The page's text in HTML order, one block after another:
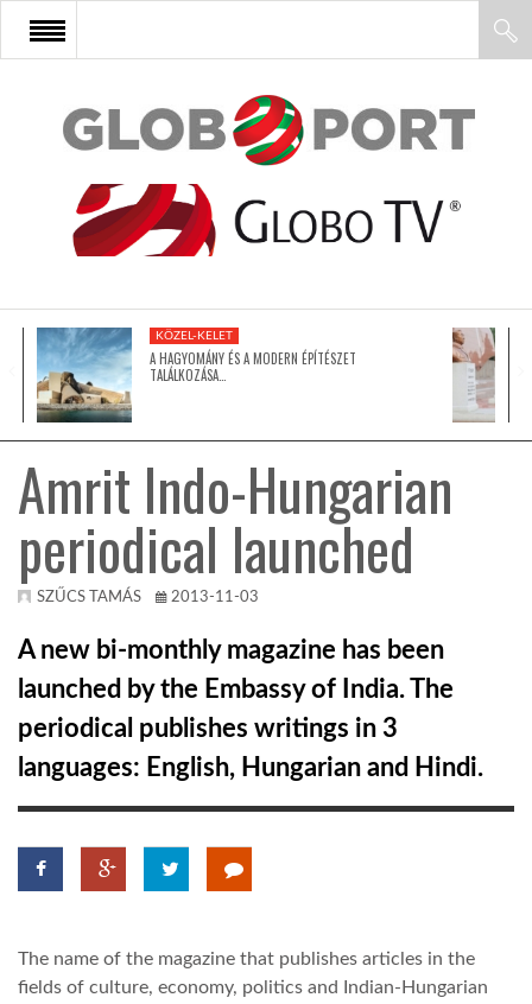
FŐOLDAL
AFRIKA
ÁZSIA
LATIN-AMERIKA
AUSZTRÁLIA
A VILÁG ITTHON
MÉDIA
GLOBOTV BP
KÖZEL-KELET
A HAGYOMÁNY ÉS A MODERN ÉPÍTÉSZET
TALÁLKOZÁSA…
Amrit Indo-Hungarian
periodical launched
SZŰCS TAMÁS 2013-11-03
A new bi-monthly magazine has been
launched by the Embassy of India. The
periodical publishes writings in 3
languages: English, Hungarian and Hindi.
The name of the magazine that publishes articles in the
fields of culture, economy, politics and Indian-Hungarian